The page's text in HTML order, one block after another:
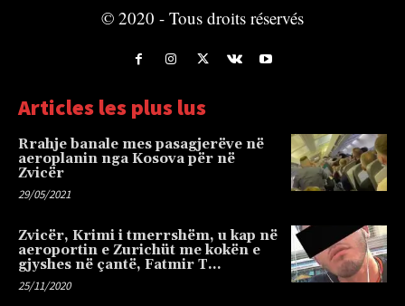
© 2020 - Tous droits réservés
Articles les plus lus
Rrahje banale mes pasagjerëve në
aeroplanin nga Kosova për në
Zvicër
29/05/2021
Zvicër, Krimi i tmerrshëm, u kap në
aeroportin e Zurichüt me kokën e
gjyshes në çantë, Fatmir T…
25/11/2020